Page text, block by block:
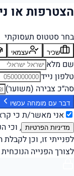
הצטרפות או
בחר סטטוס תעסוקתי
שכיר עצמאי
שם מלא
טלפון נייד
סה״כ צבירה (משוער)
דבר עם מומחה עכשיו
אני מאשר/ת כי
מדיניות הפרטיות , וכי
לפנייתי זו, וכן
לצורך הפנייה